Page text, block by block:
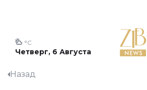
Четверг, 6 Августа
°C
Назад